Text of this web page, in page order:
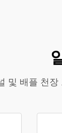
및 배플 천